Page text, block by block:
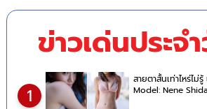
ข่าวเด่นประจ
1
สายตาสั้นเท่าไหร่ไม่
Model: Nene